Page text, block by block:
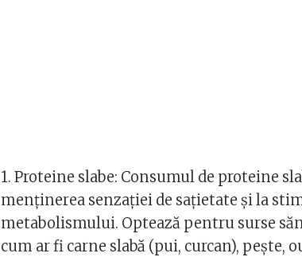
1. Proteine slabe: Consumul de proteine
menținerea senzației de sațietate și la
metabolismului. Optează pentru surse
cum ar fi carne slabă (pui, curcan), pește,